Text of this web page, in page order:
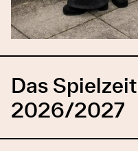
Das
2026/2027